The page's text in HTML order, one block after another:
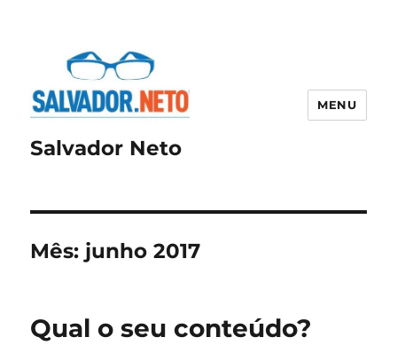
Salvador Neto
MENU
Mês: junho 2017
Qual o seu conteúdo?